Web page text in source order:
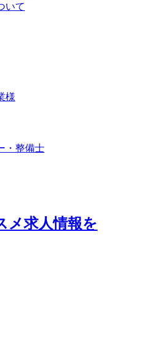
いて
様
・整備士
メ求人情報を